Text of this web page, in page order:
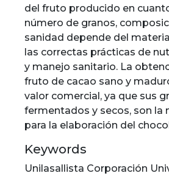
del fruto producido en
número de granos,
sanidad depende del
las correctas prácticas de
y manejo sanitario. La
fruto de cacao sano y
valor comercial, ya que sus
fermentados y secos, son la
para la elaboración del
Keywords
Unilasallista Corporación